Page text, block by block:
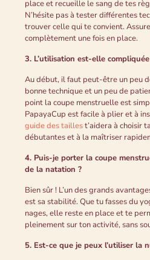
place et recueille le sang de tes
N’hésite pas à tester différentes
trouver celle qui te convient.
complètement une fois en place.
3. L’utilisation est-elle
Au début, il faut peut-être un peu
bonne technique et un peu de
point la coupe menstruelle est
PapayaCup est facile à plier et à
guide des taillest’aidera à choisir
débutantes et à la maîtriser
4. Puis-je porter la coupe
de la natation ?
Bien sûr ! L’un des grands
est sa stabilité. Que tu fasses du
nages, elle reste en place et te
pleinement sur ton activité, sans
5. Est-ce que je peux l’utiliser la